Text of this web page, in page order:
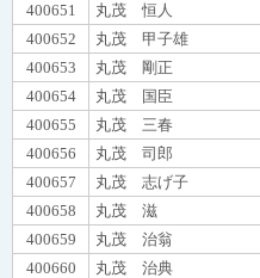
400651
丸茂 恒人
400652
丸茂 甲子雄
400653
丸茂 剛正
400654
丸茂 国臣
400655
丸茂 三春
400656
丸茂 司郎
400657
丸茂 志げ子
400658
丸茂 滋
400659
丸茂 治翁
400660
丸茂 治典